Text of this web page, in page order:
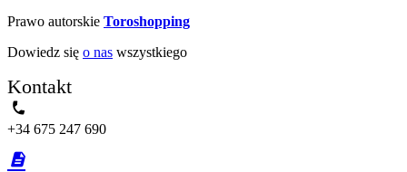
Prawo autorskie Toroshopping
Dowiedz się o nas wszystkiego
Kontakt
phone
+34 675 247 690
description